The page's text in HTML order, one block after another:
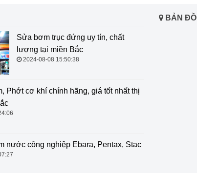
Sửa bơm trục đứng uy tín, chất
lượng tại miền Bắc
2024-08-08 15:50:38
Phớt máy bơm, Phớt cơ khí chính
Cánh máy bơm nước công nghiệp
BẢN ĐỒ